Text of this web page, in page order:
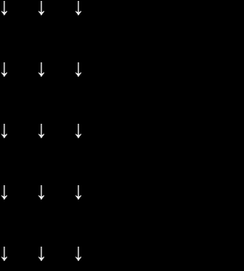
↓ ↓ ↓
↓ ↓ ↓
↓ ↓ ↓
↓ ↓ ↓
↓ ↓ ↓